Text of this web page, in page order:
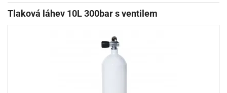
OPTIKA
STŘELIVO
Tlaková láhev 10L 300bar s ventilem